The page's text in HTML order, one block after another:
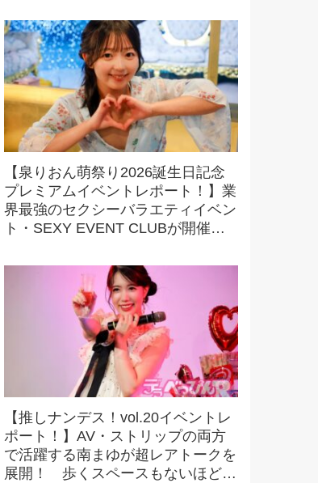
大興奮！
【泉りおん萌祭り2026誕生日記念
プレミアムイベントレポート！】業
界最強のセクシーバラエティイベン
ト・SEXY EVENT CLUBが開催す
の内容に大興奮！
【推しナンデス！vol.20イベントレ
ポート！】AV・ストリップの両方
で活躍する南まゆが超レアトークを
展開！ 歩くスペースもないほどの